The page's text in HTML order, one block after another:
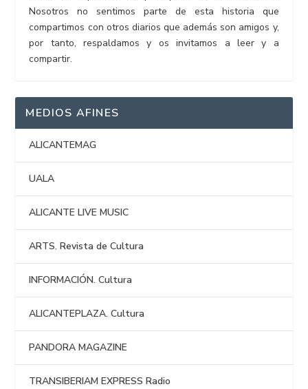
Nosotros no sentimos parte de esta historia que
compartimos con otros diarios que además son amigos y,
por tanto, respaldamos y os invitamos a leer y a
compartir.
MEDIOS AFINES
ALICANTEMAG
UALA
ALICANTE LIVE MUSIC
ARTS. Revista de Cultura
INFORMACIÓN. Cultura
ALICANTEPLAZA. Cultura
PANDORA MAGAZINE
TRANSIBERIAM EXPRESS Radio